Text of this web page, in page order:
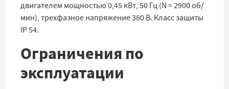
двигателем мощностью 0,45 кВт, 50 Гц (N ≈ 2900 об/
мин), трехфазное напряжение 380 В. Класс защиты
IP 54.
Ограничения по
эксплуатации